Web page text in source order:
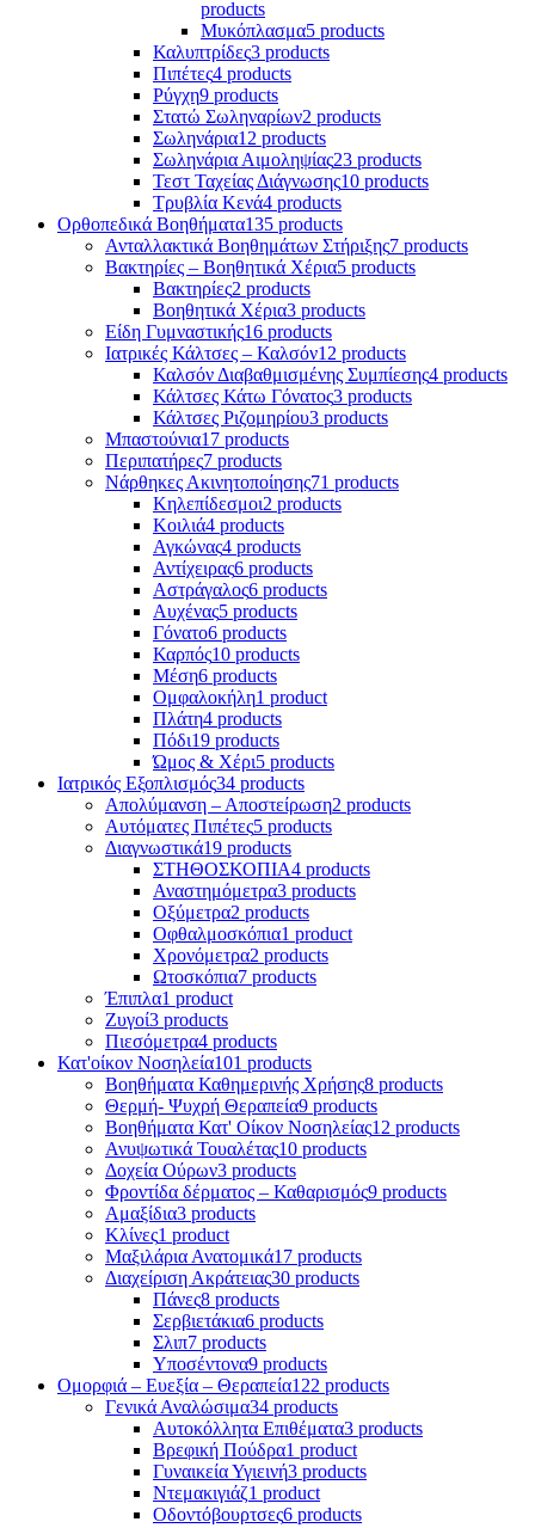
products
Μυκόπλασμα5 products
Καλυπτρίδες3 products
Πιπέτες4 products
Ρύγχη9 products
Στατώ Σωληναρίων2 products
Σωληνάρια12 products
Σωληνάρια Αιμοληψίας23 products
Τεστ Ταχείας Διάγνωσης10 products
Τρυβλία Κενά4 products
Ορθοπεδικά Βοηθήματα135 products
Ανταλλακτικά Βοηθημάτων Στήριξης7 products
Βακτηρίες – Βοηθητικά Χέρια5 products
Βακτηρίες2 products
Βοηθητικά Χέρια3 products
Είδη Γυμναστικής16 products
Ιατρικές Κάλτσες – Καλσόν12 products
Καλσόν Διαβαθμισμένης Συμπίεσης4 products
Κάλτσες Κάτω Γόνατος3 products
Κάλτσες Ριζομηρίου3 products
Μπαστούνια17 products
Περιπατήρες7 products
Νάρθηκες Ακινητοποίησης71 products
Κηλεπίδεσμοι2 products
Κοιλιά4 products
Αγκώνας4 products
Αντίχειρας6 products
Αστράγαλος6 products
Αυχένας5 products
Γόνατο6 products
Καρπός10 products
Μέση6 products
Ομφαλοκήλη1 product
Πλάτη4 products
Πόδι19 products
Ώμος & Χέρι5 products
Ιατρικός Εξοπλισμός34 products
Απολύμανση – Αποστείρωση2 products
Αυτόματες Πιπέτες5 products
Διαγνωστικά19 products
ΣΤΗΘΟΣΚΟΠΙΑ4 products
Αναστημόμετρα3 products
Οξύμετρα2 products
Οφθαλμοσκόπια1 product
Χρονόμετρα2 products
Ωτοσκόπια7 products
Έπιπλα1 product
Ζυγοί3 products
Πιεσόμετρα4 products
Κατ'οίκον Νοσηλεία101 products
Βοηθήματα Καθημερινής Χρήσης8 products
Θερμή- Ψυχρή Θεραπεία9 products
Βοηθήματα Κατ' Οίκον Νοσηλείας12 products
Ανυψωτικά Τουαλέτας10 products
Δοχεία Ούρων3 products
Φροντίδα δέρματος – Καθαρισμός9 products
Αμαξίδια3 products
Κλίνες1 product
Μαξιλάρια Ανατομικά17 products
Διαχείριση Ακράτειας30 products
Πάνες8 products
Σερβιετάκια6 products
Σλιπ7 products
Υποσέντονα9 products
Ομορφιά – Ευεξία – Θεραπεία122 products
Γενικά Αναλώσιμα34 products
Αυτοκόλλητα Επιθέματα3 products
Βρεφική Πούδρα1 product
Γυναικεία Υγιεινή3 products
Ντεμακιγιάζ1 product
Οδοντόβουρτσες6 products